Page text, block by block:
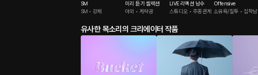
SM
SM • 강제
미리 듣기 셀렉션
야외 • 계략공
LIVE 리액션 남수
스튜디오 • 주종관계
Offensive
소유욕/질투 • 집착남
유사한 목소리의 크리에이터 작품